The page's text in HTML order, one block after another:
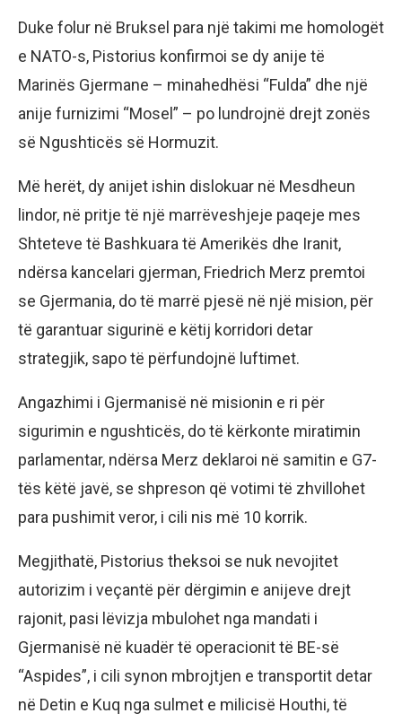
Duke folur në Bruksel para një takimi me homologët
e NATO-s, Pistorius konfirmoi se dy anije të
Marinës Gjermane – minahedhësi “Fulda” dhe një
anije furnizimi “Mosel” – po lundrojnë drejt zonës
së Ngushticës së Hormuzit.
Më herët, dy anijet ishin dislokuar në Mesdheun
lindor, në pritje të një marrëveshjeje paqeje mes
Shteteve të Bashkuara të Amerikës dhe Iranit,
ndërsa kancelari gjerman, Friedrich Merz premtoi
se Gjermania, do të marrë pjesë në një mision, për
të garantuar sigurinë e këtij korridori detar
strategjik, sapo të përfundojnë luftimet.
Angazhimi i Gjermanisë në misionin e ri për
sigurimin e ngushticës, do të kërkonte miratimin
parlamentar, ndërsa Merz deklaroi në samitin e G7-
tës këtë javë, se shpreson që votimi të zhvillohet
para pushimit veror, i cili nis më 10 korrik.
Megjithatë, Pistorius theksoi se nuk nevojitet
autorizim i veçantë për dërgimin e anijeve drejt
rajonit, pasi lëvizja mbulohet nga mandati i
Gjermanisë në kuadër të operacionit të BE-së
“Aspides”, i cili synon mbrojtjen e transportit detar
në Detin e Kuq nga sulmet e milicisë Houthi, të